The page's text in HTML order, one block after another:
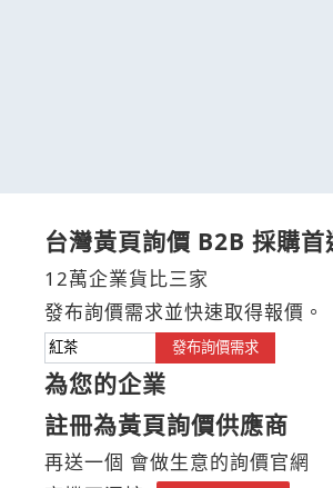
台灣黃頁詢價 B2B 採購首
12萬企業貨比三家
發布詢價需求並快速取得報價。
發布詢價需求
為您的企業
註冊為黃頁詢價供應商
再送一個 會做生意的詢價官網